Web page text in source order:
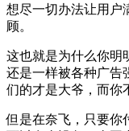
想尽一切办法让用户
顾。
这也就是为什么你明
还是一样被各种广告
们的才是大爷，而你
但是在奈飞，只要你